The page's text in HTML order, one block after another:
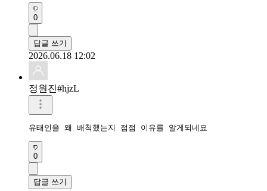
0
답글 쓰기
2026.06.18 12:02
정원진#hjzL
유태인을 왜 배척했는지 점점 이유를 알게되네요
0
답글 쓰기